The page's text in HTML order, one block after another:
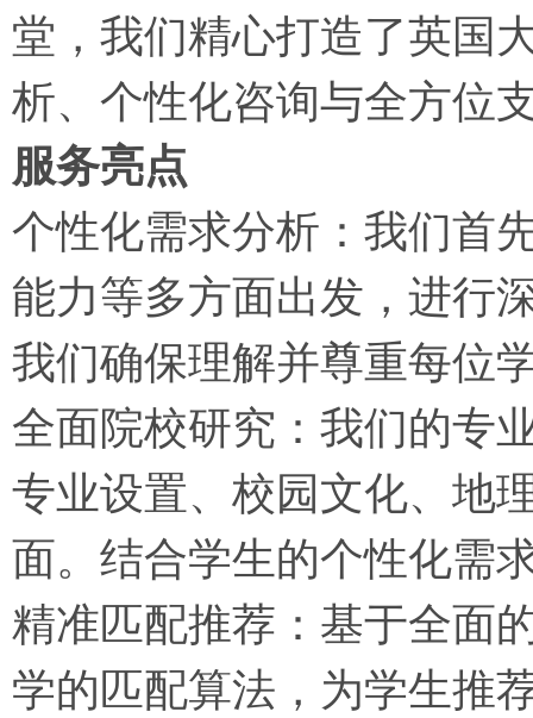
堂，我们精心打造了英国
析、个性化咨询与全方位
服务亮点
个性化需求分析：我们首
能力等多方面出发，进行
我们确保理解并尊重每位
全面院校研究：我们的专
专业设置、校园文化、地
面。结合学生的个性化需
精准匹配推荐：基于全面
学的匹配算法，为学生推